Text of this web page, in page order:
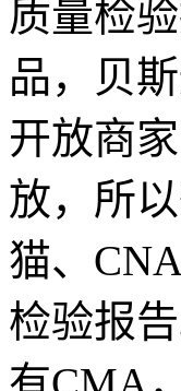
质量检
品，贝
开放商
放，所
猫、
检验报